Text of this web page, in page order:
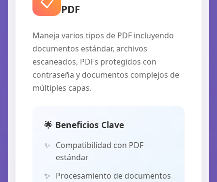
PDF
Maneja varios tipos de PDF incluyendo
documentos estándar, archivos
escaneados, PDFs protegidos con
contraseña y documentos complejos de
múltiples capas.
🌟 Beneficios Clave
Compatibilidad con PDF
estándar
Procesamiento de documentos